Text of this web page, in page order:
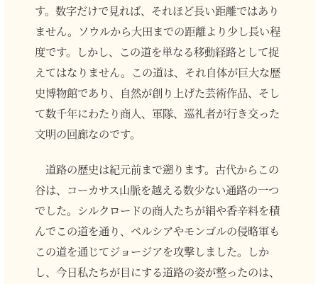
す。数字だけで見れば、それほど長い距離ではあり
ません。ソウルから大田までの距離より少し長い程
度です。しかし、この道を単なる移動経路として捉
えてはなりません。この道は、それ自体が巨大な歴
史博物館であり、自然が創り上げた芸術作品、そし
て数千年にわたり商人、軍隊、巡礼者が行き交った
文明の回廊なのです。
道路の歴史は紀元前まで遡ります。古代からこの
谷は、コーカサス山脈を越える数少ない通路の一つ
でした。シルクロードの商人たちが絹や香辛料を積
んでこの道を通り、ペルシアやモンゴルの侵略軍も
この道を通じてジョージアを攻撃しました。しか
し、今日私たちが目にする道路の姿が整ったのは、